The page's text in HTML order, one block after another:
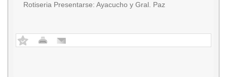
Rotiseria Presentarse: Ayacucho y Gral. Paz